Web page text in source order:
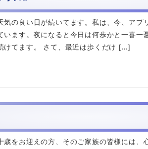
気の良い日が続いてます。私は、今、アプ
います。夜になると今日は何歩かと一喜一
けてます。 さて、最近は歩くだけ […]
歳をお迎えの方、そのご家族の皆様には、